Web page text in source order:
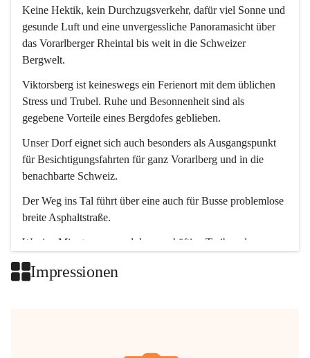
Keine Hektik, kein Durchzugsverkehr, dafür viel Sonne und
gesunde Luft und eine unvergessliche Panoramasicht über
das Vorarlberger Rheintal bis weit in die Schweizer
Bergwelt.
Viktorsberg ist keineswegs ein Ferienort mit dem üblichen
Stress und Trubel. Ruhe und Besonnenheit sind als
gegebene Vorteile eines Bergdofes geblieben.
Unser Dorf eignet sich auch besonders als Ausgangspunkt
für Besichtigungsfahrten für ganz Vorarlberg und in die
benachbarte Schweiz.
Der Weg ins Tal führt über eine auch für Busse problemlose
breite Asphaltstraße.
Wenige Minuten nur, und das geschäftige Treiben der
Impressionen